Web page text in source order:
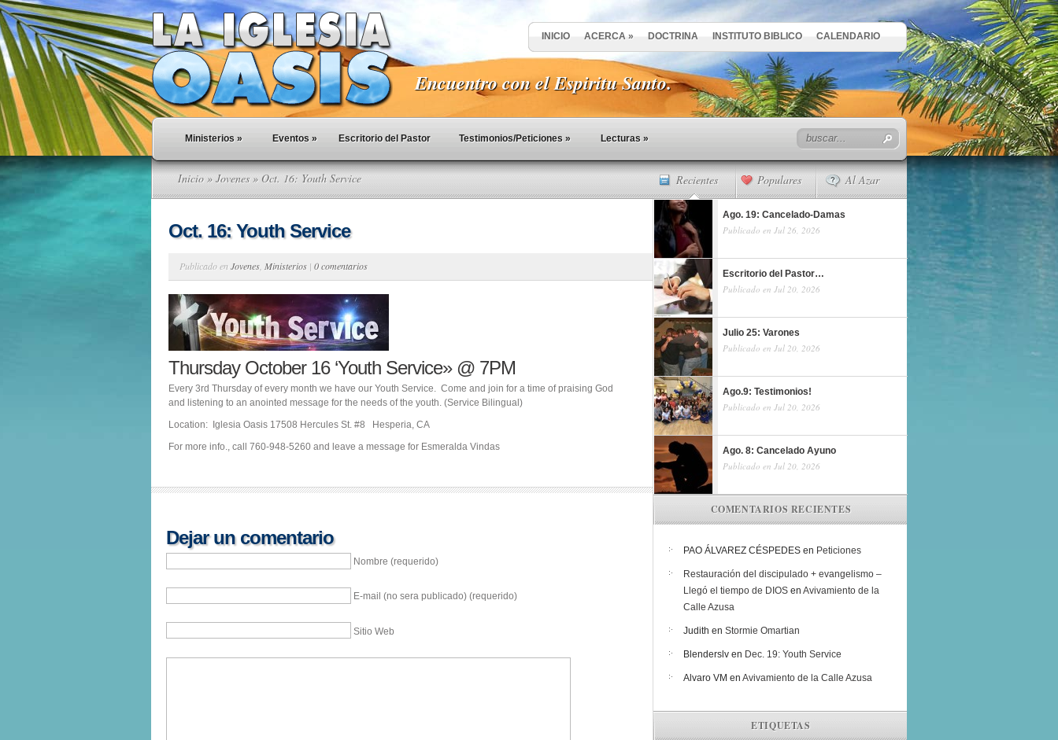
INICIO ACERCA » DOCTRINA INSTITUTO BIBLICO CALENDARIO
Encuentro con el Espiritu Santo.
Ministerios » Eventos » Escritorio del Pastor Testimonios/Peticiones » Lecturas »
Inicio » Jovenes» Oct. 16: Youth Service
Oct. 16: Youth Service
Publicado en Jovenes Ministerios | 0 comentarios
Thursday October 16 ‘Youth Service» @ 7PM
Every 3rd Thursday of every month we have our Youth Service. Come and join for a time of praising God
and listening to an anointed message for the needs of the youth. (Service Bilingual)
Location: Iglesia Oasis 17508 Hercules St. #8 Hesperia, CA
For more info., call 760-948-5260 and leave a message for Esmeralda Vindas
Dejar un comentario
Nombre (requerido)
E-mail (no sera publicado) (requerido)
Sitio Web
Recientes Populares Al Azar
Ago. 19: Cancelado-Damas
Publicado en Jul 26, 2026
Escritorio del Pastor…
Publicado en Jul 20, 2026
Julio 25: Varones
Publicado en Jul 20, 2026
Ago.9: Testimonios!
Publicado en Jul 20, 2026
Ago. 8: Cancelado Ayuno
Publicado en Jul 20, 2026
COMENTARIOS RECIENTES
PAO ÁLVAREZ CÉSPEDES en Peticiones
Restauración del discipulado + evangelismo –
Llegó el tiempo de DIOS en Avivamiento de la
Calle Azusa
Judith en Stormie Omartian
Blenderslv en Dec. 19: Youth Service
Alvaro VM en Avivamiento de la Calle Azusa
ETIQUETAS